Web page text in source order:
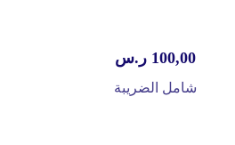
100,00 ر.س
شامل الضريبة